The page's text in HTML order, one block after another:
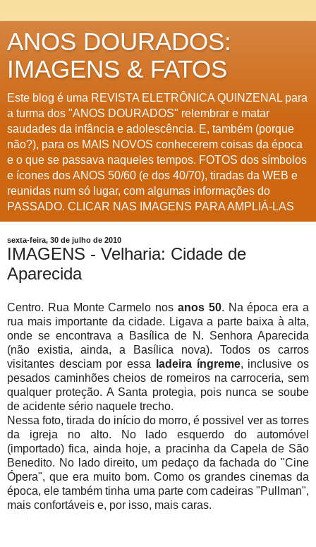
ANOS DOURADOS:
IMAGENS & FATOS
Este blog é uma REVISTA ELETRÔNICA QUINZENAL para
a turma dos "ANOS DOURADOS" relembrar e matar
saudades da infância e adolescência. E, também (porque
não?), para os MAIS NOVOS conhecerem coisas da época
e o que se passava naqueles tempos. FOTOS dos símbolos
e ícones dos ANOS 50/60 (e dos 40/70), tiradas da WEB e
reunidas num só lugar, com algumas informações do
PASSADO. CLICAR NAS IMAGENS PARA AMPLIÁ-LAS
sexta-feira, 30 de julho de 2010
IMAGENS - Velharia: Cidade de
Aparecida
Centro. Rua Monte Carmelo nos anos 50. Na época era a
rua mais importante da cidade. Ligava a parte baixa à alta,
onde se encontrava a Basílica de N. Senhora Aparecida
(não existia, ainda, a Basílica nova). Todos os carros
visitantes desciam por essa
ladeira íngreme, inclusive os
pesados caminhões cheios de romeiros na carroceria, sem
qualquer proteção. A Santa protegia, pois nunca se soube
de acidente sério naquele trecho.
Nessa foto, tirada do início do morro, é possivel ver as torres
da igreja no alto. No lado esquerdo do automóvel
(importado) fica, ainda hoje, a pracinha da Capela de São
Benedito. No lado direito, um pedaço da fachada do "Cine
Ópera", que era muito bom. Como os grandes cinemas da
época, ele também tinha uma parte com cadeiras "Pullman",
mais confortáveis e, por isso, mais caras.